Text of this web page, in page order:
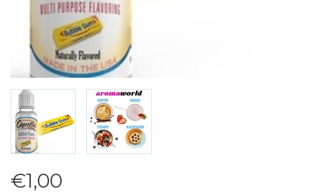
€1,00